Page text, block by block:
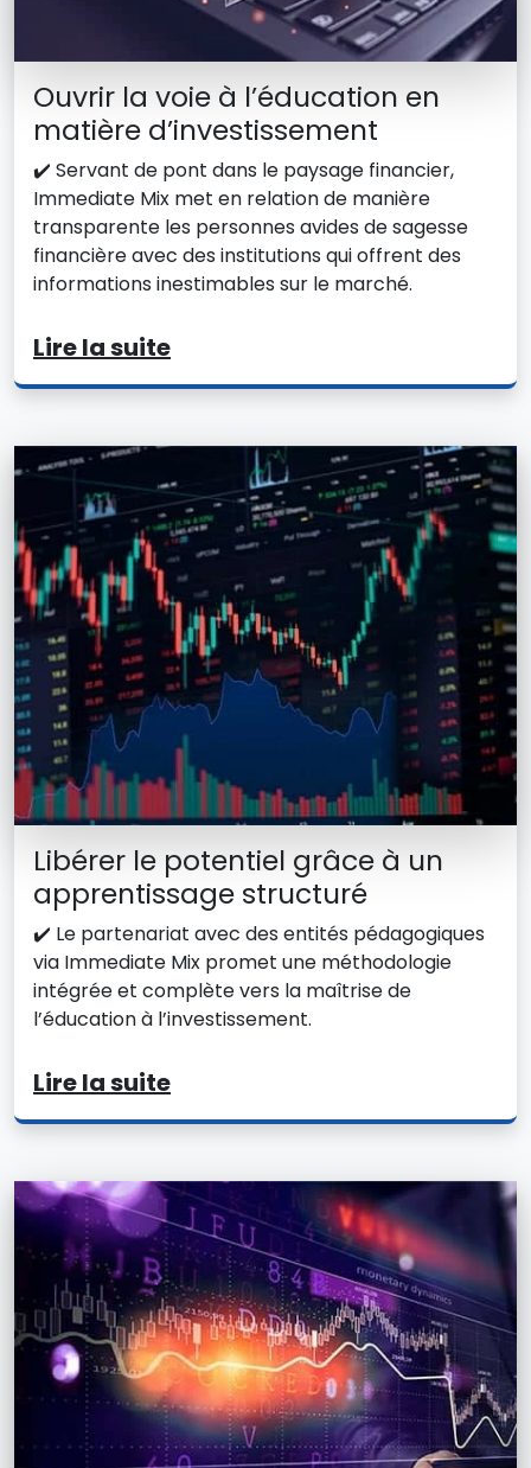
Ouvrir la voie à l’éducation en
matière d’investissement
✔️ Servant de pont dans le paysage financier,
Immediate Mix met en relation de manière
transparente les personnes avides de sagesse
financière avec des institutions qui offrent des
informations inestimables sur le marché.
Lire la suite
Libérer le potentiel grâce à un
apprentissage structuré
✔️ Le partenariat avec des entités pédagogiques
via Immediate Mix promet une méthodologie
intégrée et complète vers la maîtrise de
l’éducation à l’investissement.
Lire la suite